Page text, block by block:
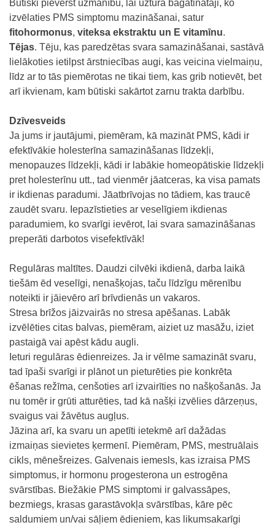
Būtiski pievērst uzmanību, lai uztura bagātinātāji, ko
izvēlaties PMS simptomu mazināšanai, satur
fitohormonus, viteksa ekstraktu un E vitamīnu.
Tējas. Tēju, kas paredzētas svara samazināšanai, sastāvā
lielākoties ietilpst ārstniecības augi, kas veicina vielmaiņu,
līdz ar to tās piemērotas ne tikai tiem, kas grib notievēt, bet
arī ikvienam, kam būtiski sakārtot zarnu trakta darbību.
Dzīvesveids
Ja jums ir jautājumi, piemēram, kā mazināt PMS, kādi ir
efektīvākie holesterīna samazināšanas līdzekļi,
menopauzes līdzekļi, kādi ir labākie homeopātiskie līdzekļi
pret holesterīnu utt., tad vienmēr jāatceras, ka visa pamats
ir ikdienas paradumi. Jāatbrīvojas no tādiem, kas traucē
zaudēt svaru. Iepazīstieties ar veselīgiem ikdienas
paradumiem, ko svarīgi ievērot, lai svara samazināšanas
preperāti darbotos visefektīvāk!
Regulāras maltītes. Daudzi cilvēki ikdienā, darba laikā
tiešām ēd veselīgi, nenašķojas, taču līdzīgu mērenību
noteikti ir jāievēro arī brīvdienās un vakaros.
Stresa brīžos jāizvairās no stresa apēšanas. Labāk
izvēlēties citas balvas, piemēram, aiziet uz masāžu, iziet
pastaigā vai apēst kādu augli.
Ieturi regulāras ēdienreizes. Ja ir vēlme samazināt svaru,
tad īpaši svarīgi ir plānot un pieturēties pie konkrēta
ēšanas režīma, cenšoties arī izvairīties no našķošanās. Ja
nu tomēr ir grūti atturēties, tad kā našķi izvēlies dārzeņus,
svaigus vai žāvētus augļus.
Jāzina arī, ka svaru un apetīti ietekmē arī dažādas
izmaiņas sievietes ķermenī. Piemēram, PMS, mestruālais
cikls, mēnešreizes. Galvenais iemesls, kas izraisa PMS
simptomus, ir hormonu progesterona un estrogēna
svārstības. Biežākie PMS simptomi ir galvassāpes,
bezmiegs, krasas garastāvokļa svārstības, kāre pēc
saldumiem un/vai sāļiem ēdieniem, kas likumsakarīgi